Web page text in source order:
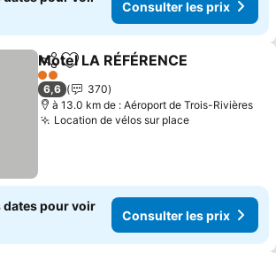
Consulter les prix
PartagerAjouter à mes favoris
Motel LA RÉFÉRENCE
2 Étoiles
6,6
370
à 13.0 km de : Aéroport de Trois-Rivières
Location de vélos sur place
dates pour voir
Consulter les prix